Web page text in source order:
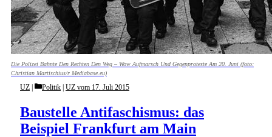
Die Polizei Bahnte Den Rechten Den Weg – Wow Aufmarsch Und Gegenproteste Am 20. Juni (foto:
Christian Martischius/r Mediabase.eu)
Baustelle Antifaschismus: das
Beispiel Frankfurt am Main
UZ Categories
Politik | UZ vom 17. Juli 2015